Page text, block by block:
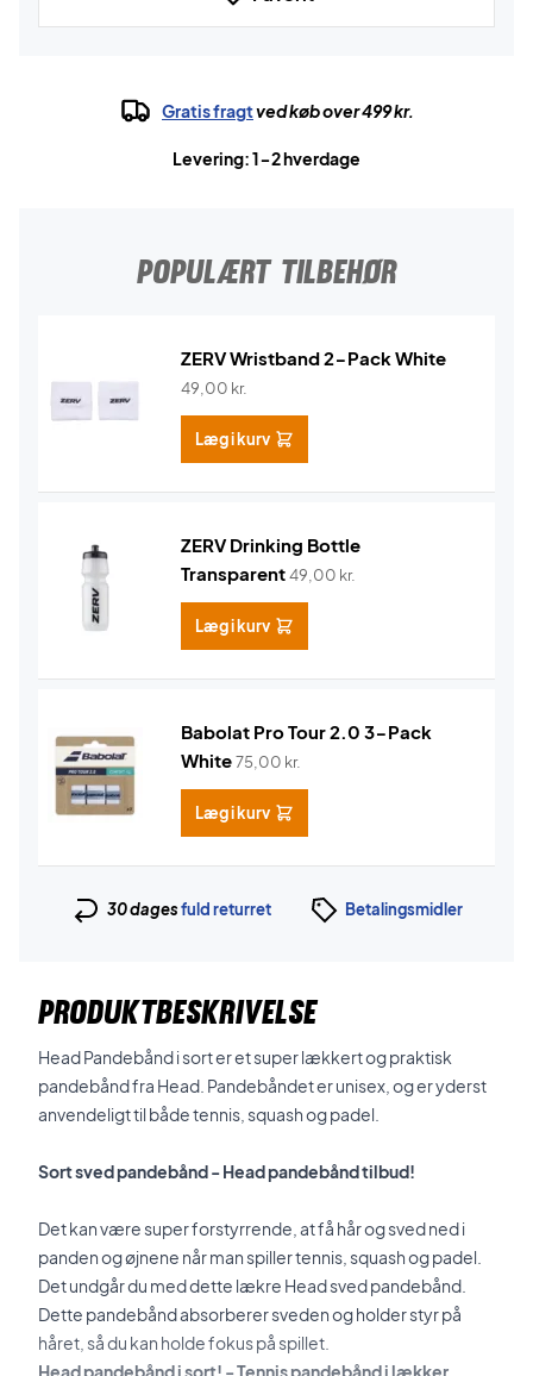
Gratis fragtved køb over 499 kr.
Levering: 1-2 hverdage
POPULÆRT TILBEHØR
ZERV Wristband 2-Pack White
49,00 kr.
Læg i kurv
ZERV Drinking Bottle
Transparent49,00 kr.
Læg i kurv
Babolat Pro Tour 2.0 3-Pack
White75,00 kr.
Læg i kurv
30 dagesfuld returret Betalingsmidler
PRODUKTBESKRIVELSE
Head Pandebånd i sort er et super lækkert og praktisk
pandebånd fra Head. Pandebåndet er unisex, og er yderst
anvendeligt til både tennis, squash og padel.
Sort sved pandebånd - Head pandebånd tilbud!
Det kan være super forstyrrende, at få hår og sved ned i
panden og øjnene når man spiller tennis, squash og padel.
Det undgår du med dette lækre Head sved pandebånd.
Dette pandebånd absorberer sveden og holder styr på
håret, så du kan holde fokus på spillet.
Head pandebånd i sort! - Tennis pandebånd i lækker